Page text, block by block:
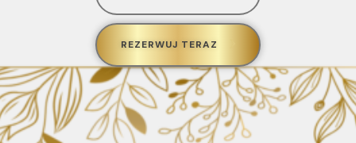
REZERWUJ TERAZ